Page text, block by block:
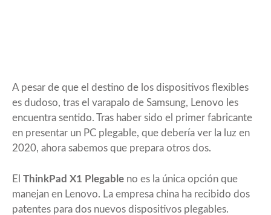
A pesar de que el destino de los dispositivos flexibles
es dudoso, tras el varapalo de Samsung, Lenovo les
encuentra sentido. Tras haber sido el primer fabricante
en presentar un PC plegable, que debería ver la luz en
2020, ahora sabemos que prepara otros dos.
El ThinkPad X1 Plegable no es la única opción que
manejan en Lenovo. La empresa china ha recibido dos
patentes para dos nuevos dispositivos plegables.